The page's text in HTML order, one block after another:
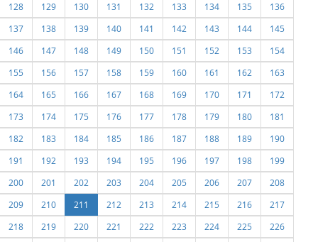
128
129 130 131 132 133 134 135
136
137
138 139 140 141 142 143 144
145
146
147 148 149 150 151 152 153
154
155
156 157 158 159 160 161 162
163
164
165 166 167 168 169 170 171
172
173
174 175 176 177 178 179 180
181
182
183 184 185 186 187 188 189
190
191
192 193 194 195 196 197 198
199
200
201 202 203 204 205 206 207
208
209
210 211 212 213 214 215 216
217
218
219 220 221 222 223 224 225
226